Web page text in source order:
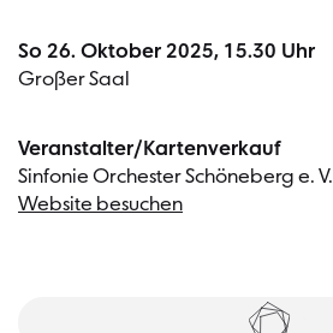
So 26. Oktober 2025, 15.30 Uhr
Großer Saal
Veranstalter/Kartenverkauf
Sinfonie Orchester Schöneberg e. V.
Website besuchen
Tickets